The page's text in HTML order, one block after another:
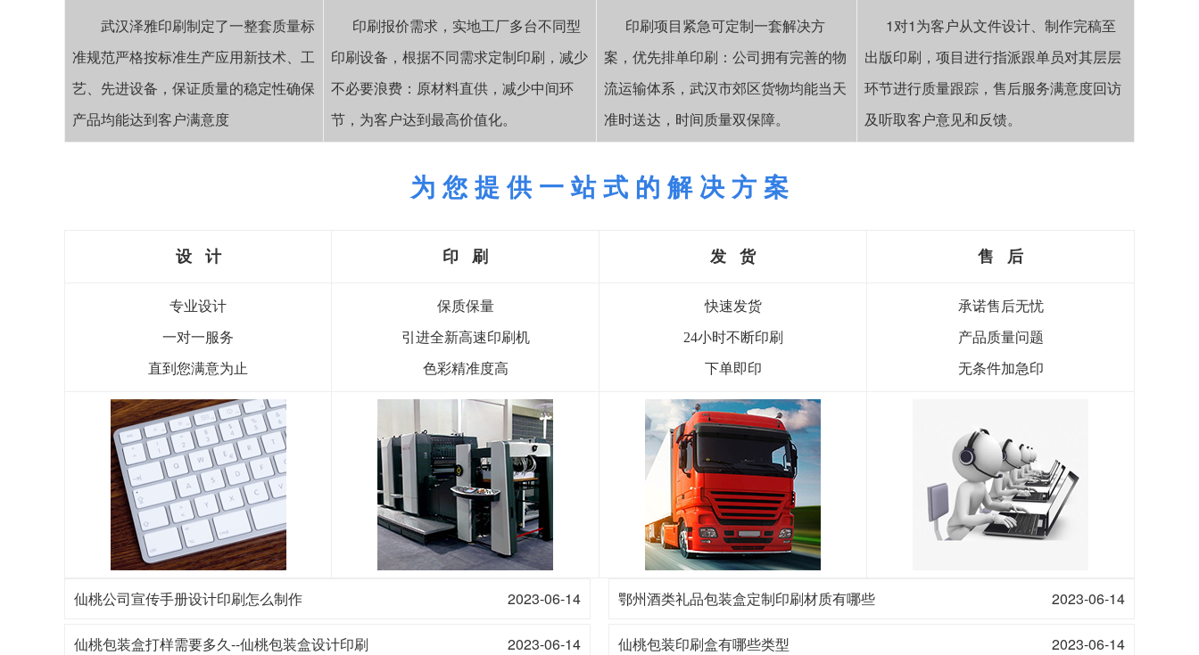
武汉泽雅印刷制定了一整套质量标
准规范严格按标准生产应用新技术、工
艺、先进设备，保证质量的稳定性确保
产品均能达到客户满意度
印刷报价需求，实地工厂多台不同型
印刷设备，根据不同需求定制印刷，减少
不必要浪费：原材料直供，减少中间环
节，为客户达到最高价值化。
印刷项目紧急可定制一套解决方
案，优先排单印刷：公司拥有完善的物
流运输体系，武汉市郊区货物均能当天
准时送达，时间质量双保障。
1对1为客户从文件设计、制作完稿至
出版印刷，项目进行指派跟单员对其层层
环节进行质量跟踪，售后服务满意度回访
及听取客户意见和反馈。
为 您 提 供 一 站 式 的 解 决 方 案
设 计 印 刷 发 货 售 后
专业设计
一对一服务
直到您满意为止
保质保量
引进全新高速印刷机
色彩精准度高
快速发货
24小时不断印刷
下单即印
承诺售后无忧
产品质量问题
无条件加急印
2023-06-14
仙桃公司宣传手册设计印刷怎么制作 2023-06-14
鄂州酒类礼品包装盒定制印刷材质有哪些
2023-06-14
仙桃包装盒打样需要多久--仙桃包装盒设计印刷 2023-06-14
仙桃包装印刷盒有哪些类型